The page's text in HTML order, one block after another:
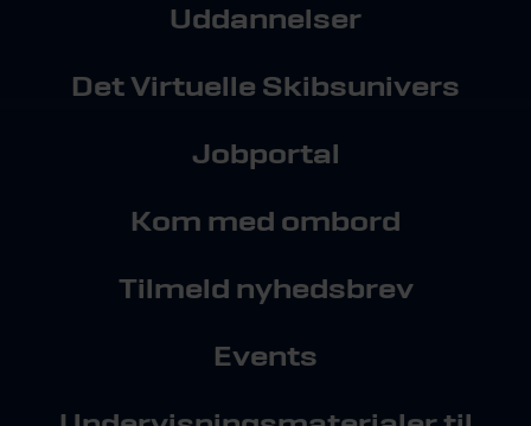
Uddannelser
Det Virtuelle Skibsunivers
Jobportal
Kom med ombord
Tilmeld nyhedsbrev
Events